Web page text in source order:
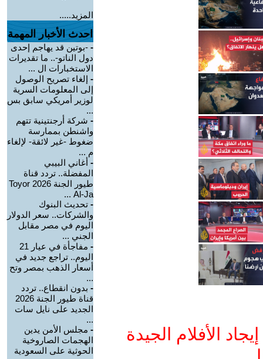
الأفلام الجيدة
المزيد.....
احدث الأخبار المهمة
- -بوتين قد يهاجم إحدى
دول الناتو-.. ما تقديرات
الاستخبارات ال ...
- إلغاء تصريح الوصول
إلى المعلومات السرية
لوزير أمريكي سابق بس
...
- شركة أرجنتينية تتهم
واشنطن بممارسة
ضغوط -غير لائقة- لإلغاء
م ...
- أغاني البيبي
المفضلة.. تردد قناة
طيور الجنة 2026 Toyor
Al-Ja ...
- تحديث البنوك
والشركات.. سعر الدولار
اليوم في مصر مقابل
الجني ...
-
مفاجأة في عيار 21
اليوم.. تراجع جديد في
أسعار الذهب بمصر وتح
...
- بدون انقطاع.. تردد
قناة طيور الجنة 2026
الجديد على نايل سات
...
- مجلس الأمن يدين
الهجمات الصاروخية
الحوثية على السعودية